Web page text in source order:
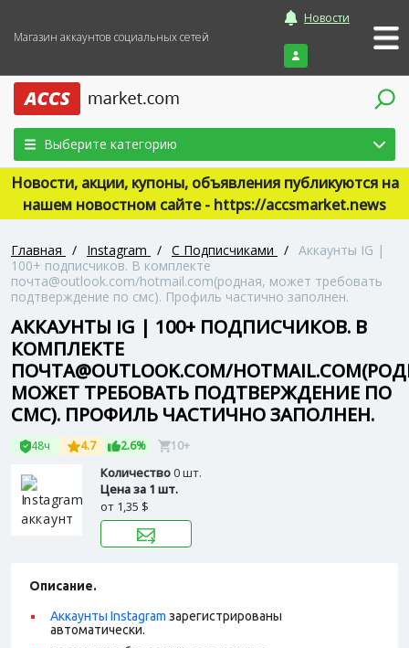
Магазин аккаунтов социальных сетей
Новости
Войти
Выберите категорию
Новости, акции, купоны, объявления публикуются на
нашем новостном сайте - https://accsmarket.news
Главная / Instagram / С Подписчиками / Аккаунты IG |
100+ подписчиков. В комплекте
почта@outlook.com/hotmail.com(родная, может требовать
подтверждение по смс). Профиль частично заполнен.
АККАУНТЫ IG | 100+ ПОДПИСЧИКОВ. В
КОМПЛЕКТЕ
ПОЧТА@OUTLOOK.COM/
МОЖЕТ ТРЕБОВАТЬ ПОДТВЕРЖДЕНИЕ ПО
СМС). ПРОФИЛЬ ЧАСТИЧНО ЗАПОЛНЕН.
48ч 4.7 2.6% 10+
Количество0 шт.
Цена за 1 шт.
от 1,35 $
Описание.
Аккаунты Instagram зарегистрированы
автоматически.